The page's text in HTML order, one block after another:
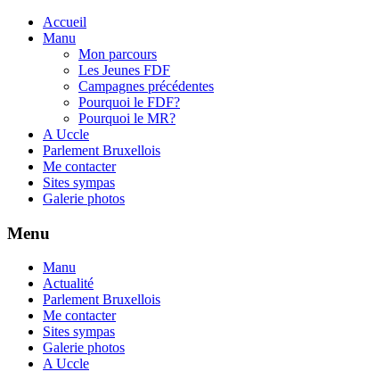
Accueil
Manu
Mon parcours
Les Jeunes FDF
Campagnes précédentes
Pourquoi le FDF?
Pourquoi le MR?
A Uccle
Parlement Bruxellois
Me contacter
Sites sympas
Galerie photos
Menu
Manu
Actualité
Parlement Bruxellois
Me contacter
Sites sympas
Galerie photos
A Uccle